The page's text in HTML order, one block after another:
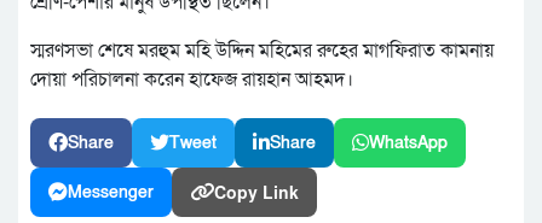
স্মরণসভা শেষে মরহুম মহি উদ্দিন মহিমের রুহের মাগফিরাত কামনায়
দোয়া পরিচালনা করেন হাফেজ রায়হান আহমদ।
Share Tweet Share WhatsApp
Messenger Copy Link